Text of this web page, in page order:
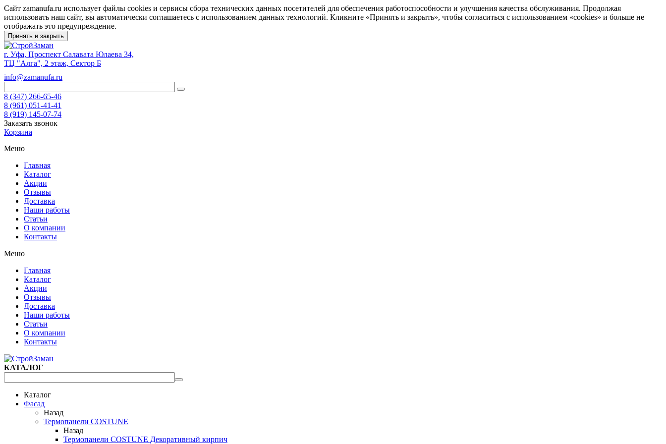
Сайт zamanufa.ru использует файлы cookies и сервисы сбора технических данных посетителей для обеспечения работоспособности и улучшения качества обслуживания. Продолжая
использовать наш сайт, вы автоматически соглашаетесь с использованием данных технологий. Кликните «Принять и закрыть», чтобы согласиться с использованием «cookies» и больше не
отображать это предупреждение.
Принять и закрыть
г. Уфа, Проспект Салавата Юлаева 34,
ТЦ "Алга", 2 этаж, Сектор Б
info@zamanufa.ru
8 (347) 266-65-46
8 (961) 051-41-41
8 (919) 145-07-74
Заказать звонок
Корзина
Меню
Главная
Каталог
Акции
Отзывы
Доставка
Наши работы
Статьи
О компании
Контакты
Меню
Главная
Каталог
Акции
Отзывы
Доставка
Наши работы
Статьи
О компании
Контакты
КАТАЛОГ
Каталог
Фасад
Назад
Термопанели COSTUNE
Назад
Термопанели COSTUNE Декоративный кирпич